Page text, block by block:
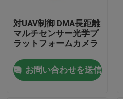
工場 ツアー
品質管理
連絡 ください
対UAV制御 DMA長距離
マルチセンサー光学プ
ラットフォームカメラ
お問い合わせを送信